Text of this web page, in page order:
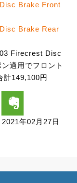
Brake Front
Brake Rear
Firecrest Disc
適用でフロント
計149,100円
evernote
年02月27日